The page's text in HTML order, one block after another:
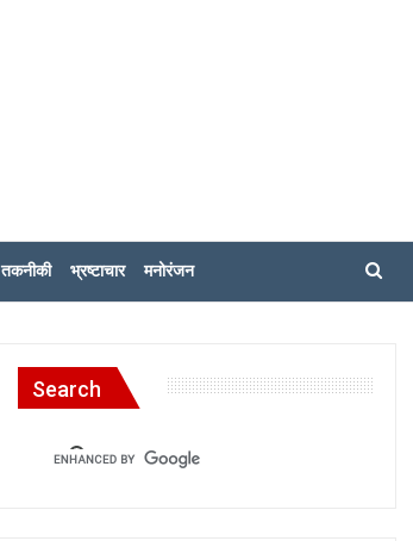
तकनीकी भ्रष्टाचार मनोरंजन
Search